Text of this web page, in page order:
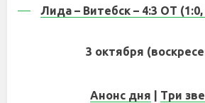
Лида – Витебск – 4:3 ОТ (1:0,
3 октября
Анонс дня Три